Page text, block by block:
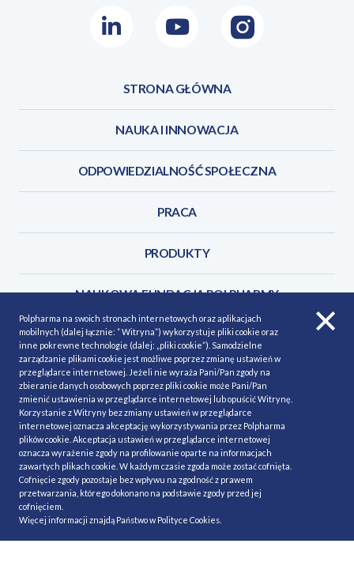
LinkedInYoutubeInstagram
STRONA GŁÓWNA
NAUKA I INNOWACJA
ODPOWIEDZIALNOŚĆ SPOŁECZNA
PRACA
PRODUKTY
NAUKOWA FUNDACJA POLPHARMY
KONTAKT
POLITYKA COOKIES
Polityka prywatności
MAPA STRONY
NASZE SERWISY
MATERIAŁY DO POBRANIA
MINIMALIZACJA RYZYKA
Polpharma na swoich stronach internetowych oraz aplikacjach
mobilnych (dalej łącznie: ” Witryna”) wykorzystuje pliki cookie oraz
inne pokrewne technologie (dalej: „pliki cookie”). Samodzielne
zarządzanie plikami cookie jest możliwe poprzez zmianę ustawień w
przeglądarce internetowej. Jeżeli nie wyraża Pani/Pan zgody na
zbieranie danych osobowych poprzez pliki cookie może Pani/Pan
zmienić ustawienia w przeglądarce internetowej lub opuścić Witrynę.
Korzystanie z Witryny bez zmiany ustawień w przeglądarce
internetowej oznacza akceptację wykorzystywania przez Polpharma
plików cookie. Akceptacja ustawień w przeglądarce internetowej
oznacza wyrażenie zgody na profilowanie oparte na informacjach
zawartych plikach cookie. W każdym czasie zgoda może zostać cofnięta.
Cofnięcie zgody pozostaje bez wpływu na zgodność z prawem
przetwarzania, którego dokonano na podstawie zgody przed jej
cofnięciem.
Więcej informacji znajdą Państwo w Polityce Cookies.